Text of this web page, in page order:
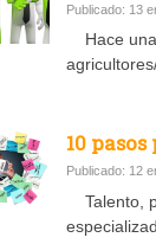
Publicado: 13
Hace
10
Publicado: 12
Talento,